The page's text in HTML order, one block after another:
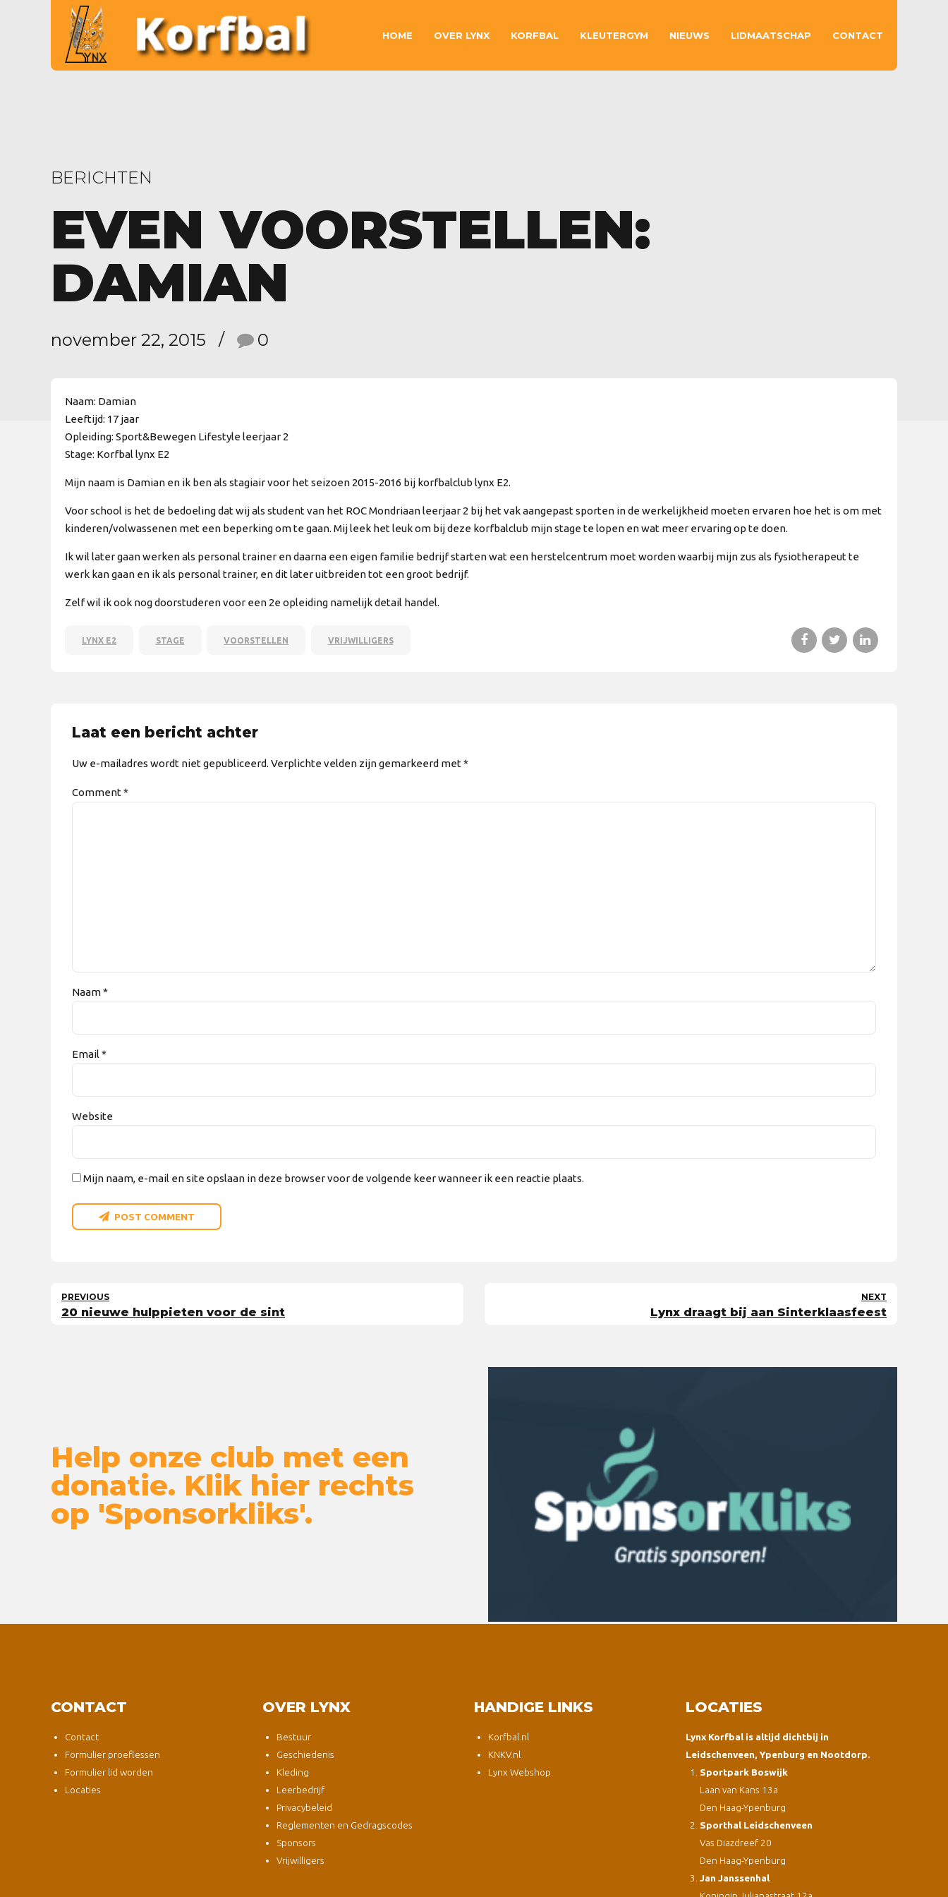
HOME OVER LYNX KORFBAL KLEUTERGYM NIEUWS LIDMAATSCHAP CONTACT
BERICHTEN
EVEN VOORSTELLEN:
DAMIAN
november 22, 2015 0
Naam: Damian
Leeftijd: 17 jaar
Opleiding: Sport&Bewegen Lifestyle leerjaar 2
Stage: Korfbal lynx E2
Mijn naam is Damian en ik ben als stagiair voor het seizoen 2015-2016 bij korfbalclub lynx E2.
Voor school is het de bedoeling dat wij als student van het ROC Mondriaan leerjaar 2 bij het vak aangepast sporten in de werkelijkheid moeten ervaren hoe het is om met
kinderen/volwassenen met een beperking om te gaan. Mij leek het leuk om bij deze korfbalclub mijn stage te lopen en wat meer ervaring op te doen.
Ik wil later gaan werken als personal trainer en daarna een eigen familie bedrijf starten wat een herstelcentrum moet worden waarbij mijn zus als fysiotherapeut te
werk kan gaan en ik als personal trainer, en dit later uitbreiden tot een groot bedrijf.
Zelf wil ik ook nog doorstuderen voor een 2e opleiding namelijk detail handel.
LYNX E2 STAGE VOORSTELLEN VRIJWILLIGERS
Laat een bericht achter
Uw e-mailadres wordt niet gepubliceerd. Verplichte velden zijn gemarkeerd met *
Comment*
Naam *
Email *
Website
Mijn naam, e-mail en site opslaan in deze browser voor de volgende keer wanneer ik een reactie plaats.
POST COMMENT
PREVIOUS
20 nieuwe hulppieten voor de sint
NEXT
Lynx draagt bij aan Sinterklaasfeest
Help onze club met een
donatie. Klik hier rechts
op 'Sponsorkliks'.
CONTACT
Contact
Formulier proeflessen
Formulier lid worden
Locaties
OVER LYNX
Bestuur
Geschiedenis
Kleding
Leerbedrijf
Privacybeleid
Reglementen en Gedragscodes
Sponsors
Vrijwilligers
HANDIGE LINKS
Korfbal.nl
KNKV.nl
Lynx Webshop
LOCATIES
Lynx Korfbal is altijd dichtbij in
Leidschenveen, Ypenburg en Nootdorp.
Sportpark Boswijk
Laan van Kans 13a
Den Haag-Ypenburg
Sporthal Leidschenveen
Vas Diazdreef 20
Den Haag-Ypenburg
Jan Janssenhal